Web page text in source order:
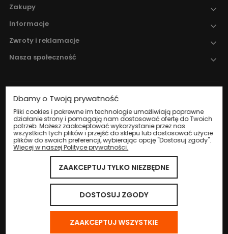
Zakupy
Informacje
Zwroty i reklamacje
Nasza społeczność
Nadzór nad obrotem produktami
leczniczymi weterynaryjnymi sprawuje
Wojewódzki Inspektorat Weterynarii w
Katowicach.
© 2024 Eco Life Group. Wszystkie prawa zastrzeżone.
Dbamy o Twoją prywatność
Pliki cookies i pokrewne im technologie umożliwiają poprawne
działanie strony i pomagają nam dostosować ofertę do Twoich
potrzeb. Możesz zaakceptować wykorzystanie przez nas
wszystkich tych plików i przejść do sklepu lub dostosować użycie
plików do swoich preferencji, wybierając opcję "Dostosuj zgody".
Więcej w naszej Polityce prywatności.
ZAAKCEPTUJ TYLKO NIEZBĘDNE
DOSTOSUJ ZGODY
ZAAKCEPTUJ WSZYSTKIE